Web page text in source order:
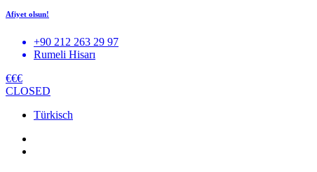
Afiyet olsun!
+90 212 263 29 97
Rumeli Hisarı
€€€
CLOSED
Türkisch